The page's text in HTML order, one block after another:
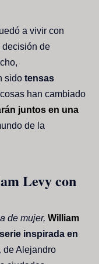
a vivir con
decisión de
sido tensas
han cambiado
juntos en una
de la
Levy con
de mujer, William
inspirada en
de Alejandro